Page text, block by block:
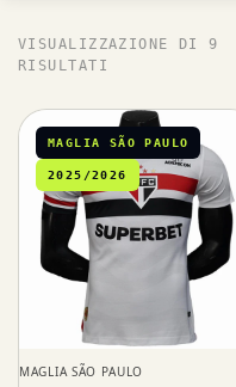
VISUALIZZAZIONE DI 9
RISULTATI
MAGLIA SÃO PAULO
2025/2026
MAGLIA SÃO PAULO